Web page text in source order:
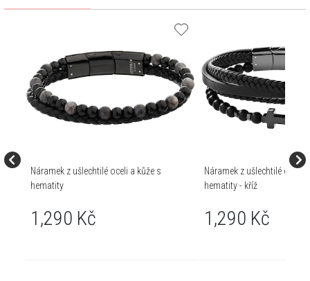
Náramek z ušlechtilé oceli a kůže s
hematity
1,290 Kč
Náramek z ušlechtilé oceli
hematity - kříž
1,290 Kč